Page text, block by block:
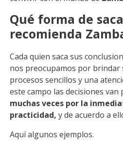
Qué forma de
recomienda
Cada quien saca sus
nos preocupamos por brindar
procesos sencillos y una
este campo las decisiones van
muchas veces por la
practicidad, y de acuerdo a
Aquí algunos ejemplos.